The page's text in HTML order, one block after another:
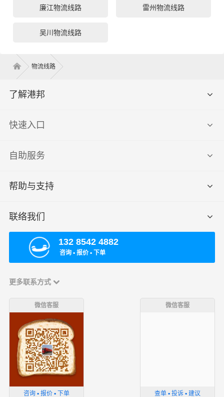
廉江物流线路 雷州物流线路
吴川物流线路
物流线路
了解港邦
快速入口
自助服务
帮助与支持
联络我们
132 8542 4882
咨询 ▪ 报价 ▪ 下单
更多联系方式
微信客服
咨询 ▪ 报价 ▪ 下单
微信客服
查单 ▪ 投诉 ▪ 建议